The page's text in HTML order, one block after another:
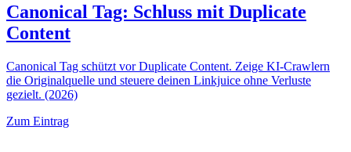
Canonical Tag: Schluss mit Duplicate
Content
Canonical Tag schützt vor Duplicate Content. Zeige KI-Crawlern
die Originalquelle und steuere deinen Linkjuice ohne Verluste
gezielt. (2026)
Zum Eintrag